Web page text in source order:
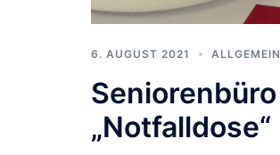
6. AUGUST 2021 ALLGEMEIN
„Notfalldose“